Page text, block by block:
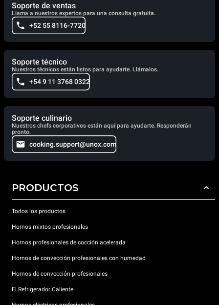
Soporte de ventas
Llama a nuestros expertos para una consulta gratuita.
+52 55 8116-7720
Soporte técnico
Nuestros técnicos están listos para ayudarte. Llámalos.
+54 9 11 3768 0322
Soporte culinario
Nuestros chefs corporativos están aquí para ayudarte. Responderán
pronto.
cooking.support@unox.com
PRODUCTOS
Todos los productos
Hornos mixtos profesionales
Hornos profesionales de cocción acelerada
Hornos de convección profesionales con humedad
Hornos de convección profesionales
El Refrigerador Caliente